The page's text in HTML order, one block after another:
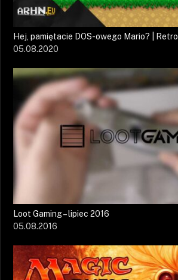
Hej, pamiętacie DOS-owego Mario? | Retro
05.08.2020
Loot Gaming – lipiec 2016
05.08.2016